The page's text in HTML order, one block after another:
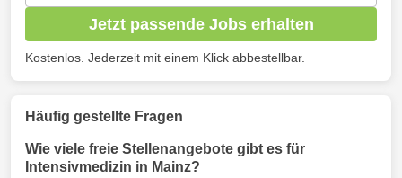
Jetzt passende Jobs erhalten
Kostenlos. Jederzeit mit einem Klick abbestellbar.
Häufig gestellte Fragen
Wie viele freie Stellenangebote gibt es für
Intensivmedizin in Mainz?